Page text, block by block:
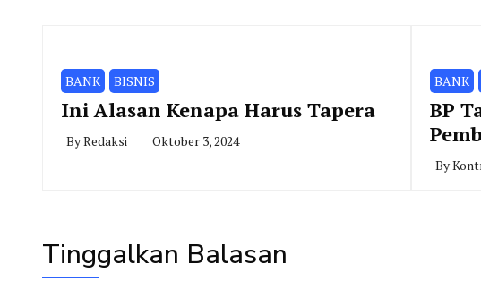
BANK BISNIS
Ini Alasan Kenapa Harus Tapera
ByRedaksi Oktober 3, 2024
BANK
BP
By
Tinggalkan Balasan